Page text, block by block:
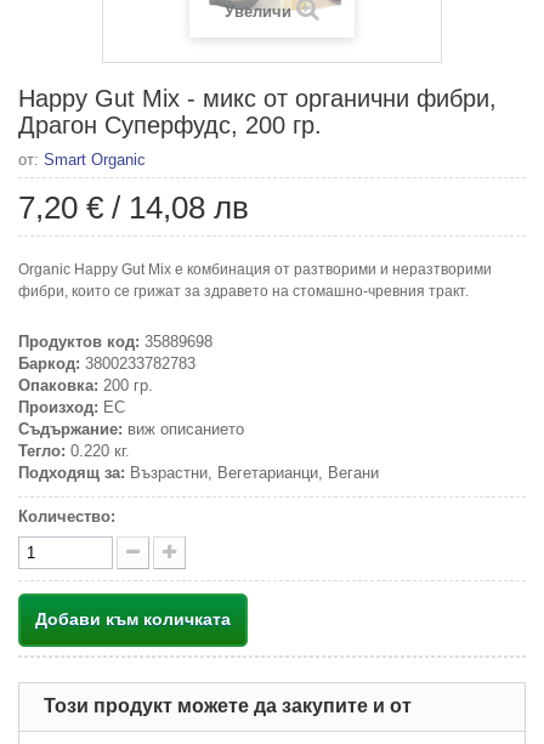
Увеличи
Happy Gut Mix - микс от органични фибри,
Драгон Суперфудс, 200 гр.
от: Smart Organic
7,20 € / 14,08 лв
Organic Happy Gut Mix е комбинация от разтворими и неразтворими
фибри, които се грижат за здравето на стомашно-чревния тракт.
Продуктов код: 35889698
Баркод: 3800233782783
Опаковка: 200 гр.
Произход: ЕС
Съдържание: виж описанието
Тегло: 0.220 кг.
Подходящ за: Възрастни, Вегетарианци, Вегани
Количество:
Добави към количката
Този продукт можете да закупите и от